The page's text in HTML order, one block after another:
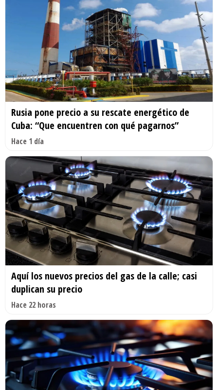
Rusia pone precio a su rescate energético de
Cuba: “Que encuentren con qué pagarnos”
Hace 1 día
Aquí los nuevos precios del gas de la calle; casi
duplican su precio
Hace 22 horas